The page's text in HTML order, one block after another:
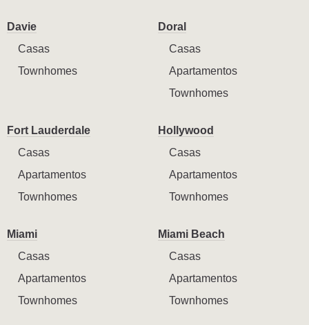
Davie
Casas
Townhomes
Doral
Casas
Apartamentos
Townhomes
Fort Lauderdale
Casas
Apartamentos
Townhomes
Hollywood
Casas
Apartamentos
Townhomes
Miami
Casas
Apartamentos
Townhomes
Miami Beach
Casas
Apartamentos
Townhomes